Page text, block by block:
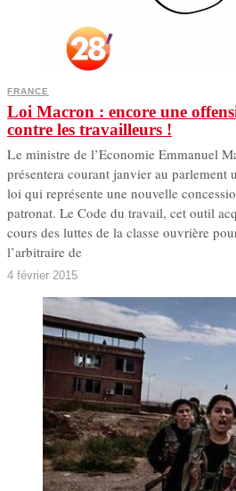
FRANCE
Loi Macron : encore une
contre les travailleurs !
L e ministre de l’Economie Emmanuel
présentera courant janvier au parlement
loi qui représente une nouvelle
patronat. Le Code du travail, cet outil
cours des luttes de la classe ouvrière
l’arbitraire de
4 février 2015